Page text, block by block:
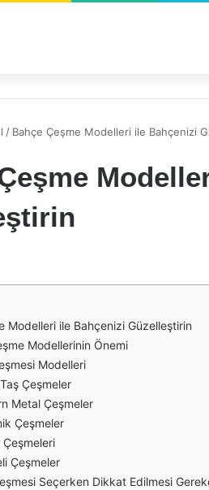
/ Bahçe Çeşme Modelleri ile Bahçenizi
Modelleri ile Bahçenizi Güzelleştirin
Modellerinin Önemi
Modelleri
Çeşmeler
Metal Çeşmeler
Çeşmeler
Çeşmeler
Seçerken Dikkat Edilmesi